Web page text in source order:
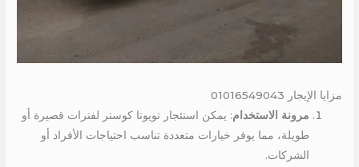
مزايا الإيجار 01016549043
مرونة الاستخدام: يمكن استئجار تويوتا كوستر لفترات قصيرة أو
طويلة، مما يوفر خيارات متعددة تناسب احتياجات الأفراد أو
الشركات.